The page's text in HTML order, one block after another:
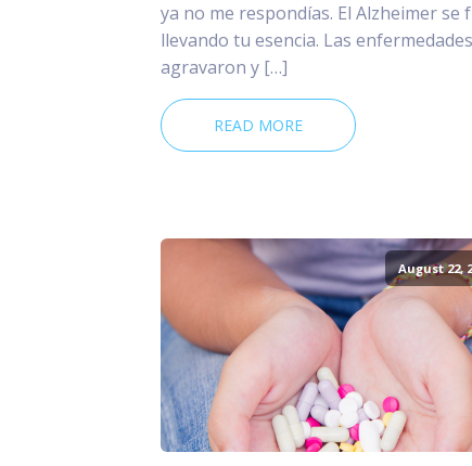
ya no me respondías. El Alzheimer se
llevando tu esencia. Las enfermedades
agravaron y […]
READ MORE
August 22,